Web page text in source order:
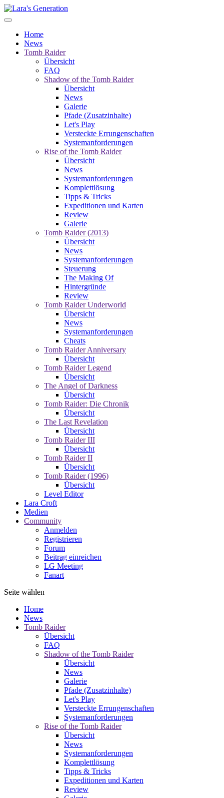
Home
News
Tomb Raider
Übersicht
FAQ
Shadow of the Tomb Raider
Übersicht
News
Galerie
Pfade (Zusatzinhalte)
Let's Play
Versteckte Errungenschaften
Systemanforderungen
Rise of the Tomb Raider
Übersicht
News
Systemanforderungen
Komplettlösung
Tipps & Tricks
Expeditionen und Karten
Review
Galerie
Tomb Raider (2013)
Übersicht
News
Systemanforderungen
Steuerung
The Making Of
Hintergründe
Review
Tomb Raider Underworld
Übersicht
News
Systemanforderungen
Cheats
Tomb Raider Anniversary
Übersicht
Tomb Raider Legend
Übersicht
The Angel of Darkness
Übersicht
Tomb Raider: Die Chronik
Übersicht
The Last Revelation
Übersicht
Tomb Raider III
Übersicht
Tomb Raider II
Übersicht
Tomb Raider (1996)
Übersicht
Level Editor
Lara Croft
Medien
Community
Anmelden
Registrieren
Forum
Beitrag einreichen
LG Meeting
Fanart
Seite wählen
Home
News
Tomb Raider
Übersicht
FAQ
Shadow of the Tomb Raider
Übersicht
News
Galerie
Pfade (Zusatzinhalte)
Let's Play
Versteckte Errungenschaften
Systemanforderungen
Rise of the Tomb Raider
Übersicht
News
Systemanforderungen
Komplettlösung
Tipps & Tricks
Expeditionen und Karten
Review